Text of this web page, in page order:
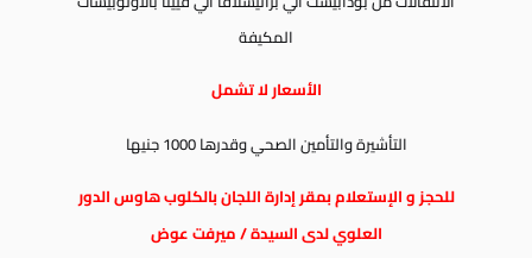
المكيفة
الأسعار لا تشمل
التأشيرة والتأمين الصحي وقدرها 1000 جنيها
للحجز و الإستعلام بمقر إدارة اللجان بالكلوب هاوس الدور
العلوي لدى السيدة / ميرفت عوض